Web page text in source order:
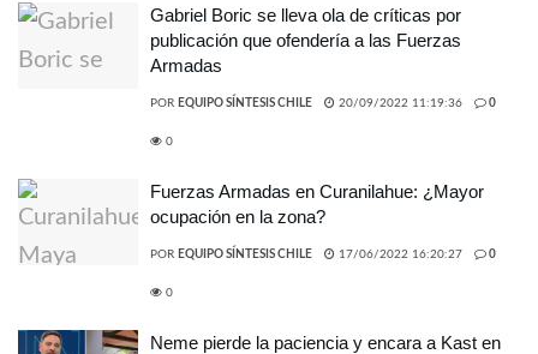
Gabriel Boric se lleva ola de críticas por
publicación que ofendería a las Fuerzas
Armadas
POR EQUIPO SÍNTESIS CHILE 20/09/2022 11:19:36 0
0
Fuerzas Armadas en Curanilahue: ¿Mayor
ocupación en la zona?
POR EQUIPO SÍNTESIS CHILE 17/06/2022 16:20:27 0
0
Neme pierde la paciencia y encara a Kast en